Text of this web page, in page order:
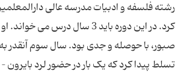
رشته فلسفه و ادبیات مدرسه عالی
کرد. در این دوره باید 3 سال درس
صبور، با حوصله و جدی بود. سال سوم آنقدر
تسلط پیدا کرد که یک بار در حضور لرد